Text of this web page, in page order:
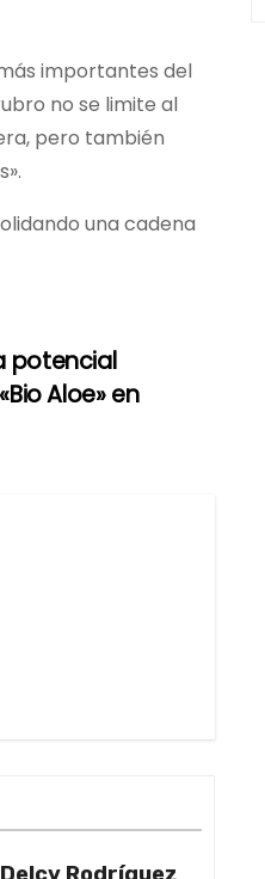
importantes del
no se limite al
pero también
una cadena
potencial
Aloe» en